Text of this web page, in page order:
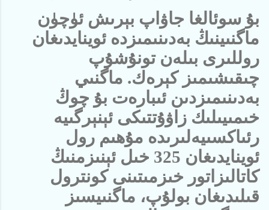
بۇ سوئالغا جاۋاپ بېرىش ئۈچۈن
ماگنىينىڭ بەدىنىمىزدە ئوينايدىغان
روللىرى بىلەن تونۇشۇپ
چىقىشىمىز كېرەك. ماگنىي
بەدىنىمىزدىن ئىبارەت بۇ چوڭ
خىمىيىلىك زاۋۇتتىكى ئېنېرگىيە
رئىاكسىيەلىرىدە مۇھىم رول
ئوينايدىغان 325 خىل ئېنىزمنىڭ
كاتالىزاتور خىزمىتىنى كونترول
قىلىدىغان بولۇپ، ماگنىيسىز